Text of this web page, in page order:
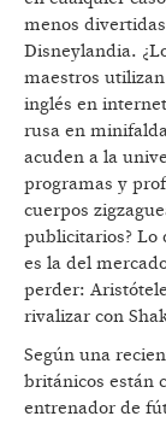
menos
Disneylandia.
maestros
inglés en
rusa en
acuden a la
programas y
cuerpos
publicitarios? Lo
es la del
perder:
rivalizar con
Según una
británicos están
entrenador de